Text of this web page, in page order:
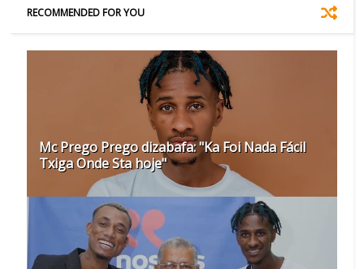
RECOMMENDED FOR YOU
Mc Prego Prego dizabafa: "Ka Foi Nada Fácil
Txiga Onde Sta hoje"